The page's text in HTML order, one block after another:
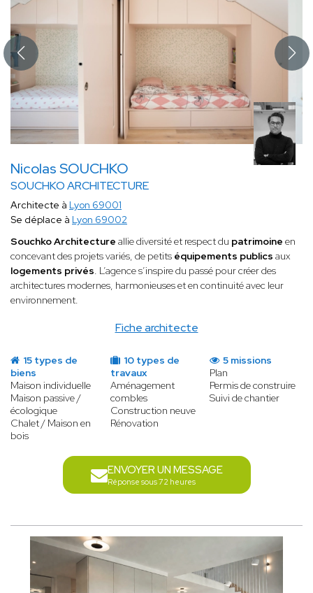
Nicolas SOUCHKO
SOUCHKO ARCHITECTURE
Fiche architecte
Architecte à Lyon 69001
Se déplace à Lyon 69002
Souchko Architecture allie diversité et respect du patrimoine en
concevant des projets variés, de petits équipements publics aux
logements privés. L’agence s’inspire du passé pour créer des
architectures modernes, harmonieuses et en continuité avec leur
environnement.
15 types de
biens
Maison individuelle
Maison passive /
écologique
Chalet / Maison en
bois
10 types de
travaux
Aménagement
combles
Construction neuve
Rénovation
5 missions
Plan
Permis de construire
Suivi de chantier
ENVOYER UN MESSAGE
Réponse sous 72 heures